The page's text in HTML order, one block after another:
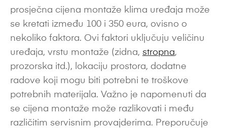
prosječna cijena montaže klima uređaja može
se kretati između 100 i 350 eura, ovisno o
nekoliko faktora. Ovi faktori uključuju veličinu
uređaja, vrstu montaže (zidna, stropna,
prozorska itd.), lokaciju prostora, dodatne
radove koji mogu biti potrebni te troškove
potrebnih materijala. Važno je napomenuti da
se cijena montaže može razlikovati i među
različitim servisnim provajderima. Preporučuje